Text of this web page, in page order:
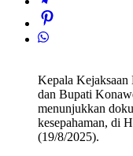
Kepala
dan Bupati
menunjukkan
kesepahaman, di
(19/8/2025).